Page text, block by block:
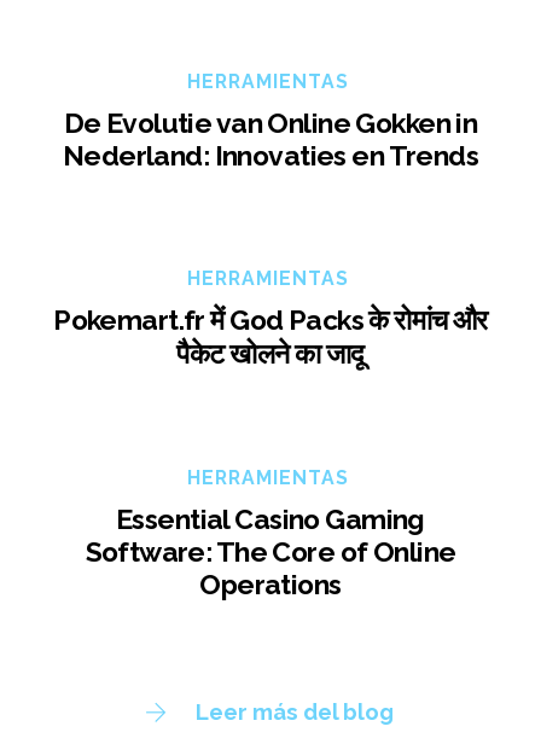
HERRAMIENTAS
De Evolutie van Online Gokken in
Nederland: Innovaties en Trends
HERRAMIENTAS
Pokemart.fr में God Packs के रोमांच और
पैकेट खोलने का जादू
HERRAMIENTAS
Essential Casino Gaming
Software: The Core of Online
Operations
Leer más del blog